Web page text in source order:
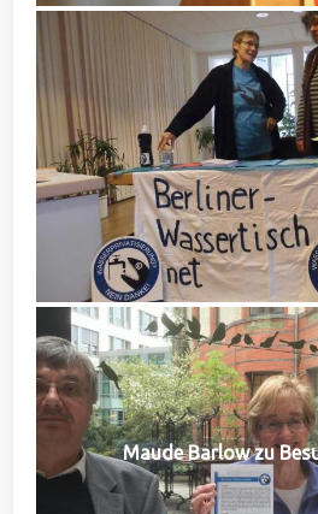
Maude Barlow zu